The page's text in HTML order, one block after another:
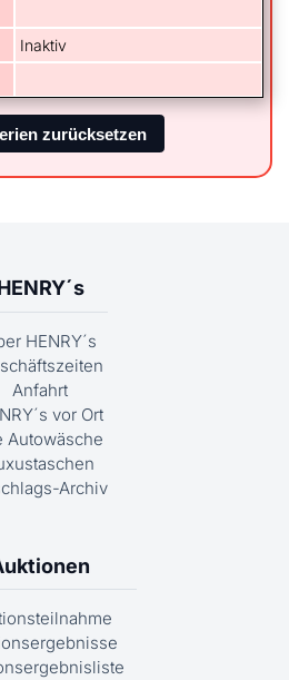
Inaktiv
HENRY´s
Anfahrt
vor Ort
Autowäsche
Archiv